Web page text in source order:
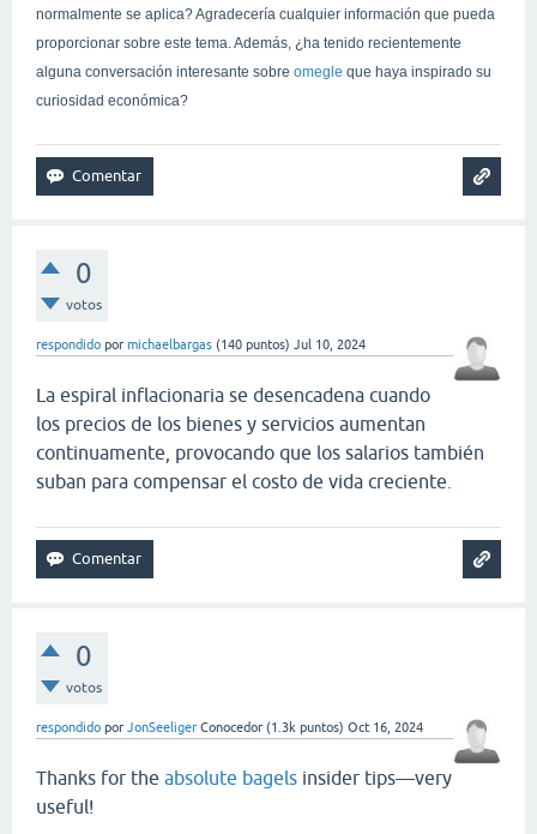
normalmente se aplica? Agradecería cualquier información que pueda
proporcionar sobre este tema. Además, ¿ha tenido recientemente
alguna conversación interesante sobre omegle que haya inspirado su
curiosidad económica?
0
votos
respondido por michaelbargas (140 puntos) Jul 10, 2024
La espiral inflacionaria se desencadena cuando
los precios de los bienes y servicios aumentan
continuamente, provocando que los salarios también
suban para compensar el costo de vida creciente
0
votos
respondido por JonSeeliger Conocedor (1.3k puntos) Oct 16, 2024
Thanks for the absolute bagels insider tips—very
useful!